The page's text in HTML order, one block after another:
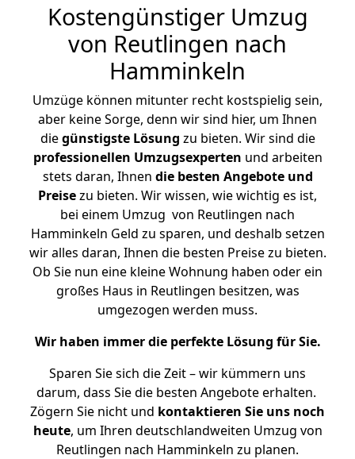
Kostengünstiger Umzug
von Reutlingen nach
Hamminkeln
Umzüge können mitunter recht kostspielig sein,
aber keine Sorge, denn wir sind hier, um Ihnen
diegünstigste Lösung zu bieten. Wir sind die
professionellen Umzugsexperten und arbeiten
stets daran, Ihnen die besten Angebote und
Preisezu bieten. Wir wissen, wie wichtig es ist,
bei einem Umzug von Reutlingen nach
Hamminkeln Geld zu sparen, und deshalb setzen
wir alles daran, Ihnen die besten Preise zu bieten.
Ob Sie nun eine kleine Wohnung haben oder ein
großes Haus in Reutlingen besitzen, was
umgezogen werden muss.
Wir haben immer die perfekte Lösung für Sie.
Sparen Sie sich die Zeit – wir kümmern uns
darum, dass Sie die besten Angebote erhalten.
Zögern Sie nicht und kontaktieren Sie uns noch
heute, um Ihren deutschlandweiten Umzug von
Reutlingen nach Hamminkeln zu planen.